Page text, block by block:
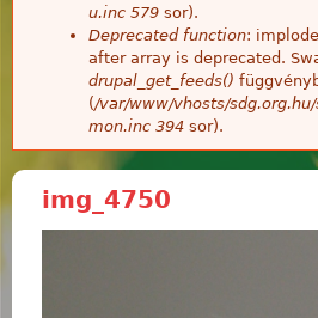
u.inc 579 sor).
Deprecated function:
after array is deprecated.
drupal_get_feeds()
(/var/www/vhosts/
mon.inc 394 sor).
img_4750